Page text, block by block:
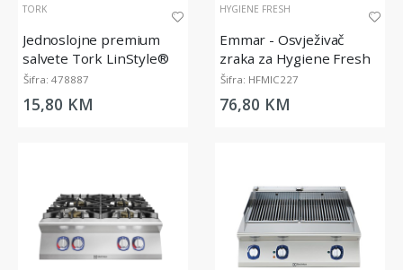
TORK
Jednoslojne premium
salvete Tork LinStyle®
Biscuit Dinner, 39x39cm
Šifra: 478887
15,80 KM
HYGIENE FRESH
Emmar - Osvježivač
zraka za Hygiene Fresh
Micro Diffuser, 200 ml
Šifra: HFMIC227
76,80 KM